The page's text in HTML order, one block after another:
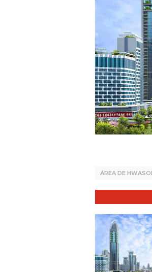
ÁREA DE